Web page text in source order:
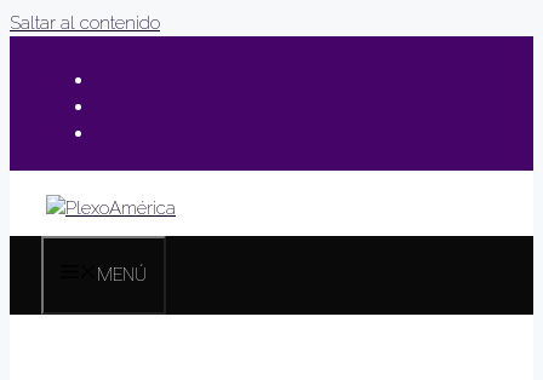
Saltar al contenido
MENÚ